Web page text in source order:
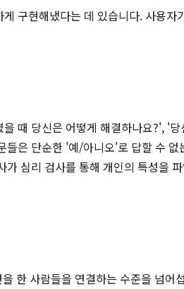
구현해냈다는 데 있습니다. 사용
때 당신은 어떻게 해결하나요?', '
은 단순한 '예/아니오'로 답할 수
심리 검사를 통해 개인의 특성을
한 사람들을 연결하는 수준을 넘